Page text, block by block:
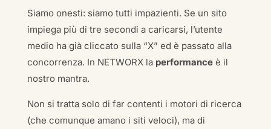
Siamo onesti: siamo tutti impazienti. Se un sito
impiega più di tre secondi a caricarsi, l’utente
medio ha già cliccato sulla “X” ed è passato alla
concorrenza. In NETWORX la performanceè il
nostro mantra.
Non si tratta solo di far contenti i motori di ricerca
(che comunque amano i siti veloci), ma di